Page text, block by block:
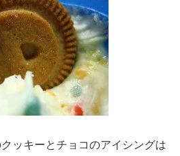
ッキーとチョコのアイシングは